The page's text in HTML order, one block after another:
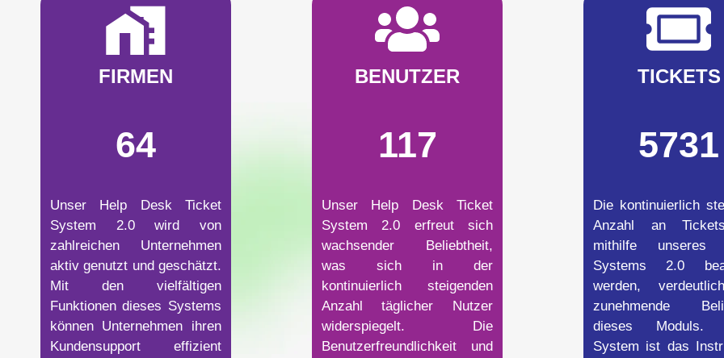
FIRMEN
64
Unser Help Desk Ticket
System 2.0 wird von
zahlreichen Unternehmen
aktiv genutzt und geschätzt.
Mit den vielfältigen
Funktionen dieses Systems
können Unternehmen ihren
Kundensupport effizient
BENUTZER
117
Unser Help Desk Ticket
System 2.0 erfreut sich
wachsender Beliebtheit,
was sich in der
kontinuierlich steigenden
Anzahl täglicher Nutzer
widerspiegelt. Die
Benutzerfreundlichkeit und
TICKETS
5731
Die kontinuierlich
Anzahl an
mithilfe unseres
Systems 2.0
werden,
zunehmende
dieses Moduls.
System ist das